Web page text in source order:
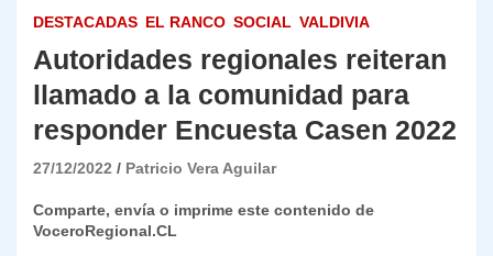
DESTACADAS EL RANCO SOCIAL VALDIVIA
Autoridades regionales reiteran
llamado a la comunidad para
responder Encuesta Casen 2022
27/12/2022 Patricio Vera Aguilar
Comparte, envía o imprime este contenido de
VoceroRegional.CL